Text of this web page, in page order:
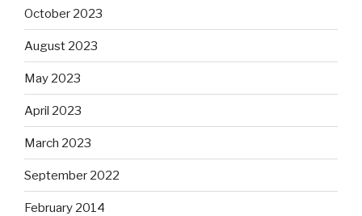
October 2023
August 2023
May 2023
April 2023
March 2023
September 2022
February 2014